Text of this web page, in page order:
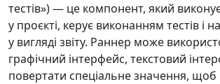
тестів») — це компонент, який
у проєкті, керує виконанням тестів і
у вигляді звіту. Раннер може
графічний інтерфейс, текстовий
повертати спеціальне значення, щоб